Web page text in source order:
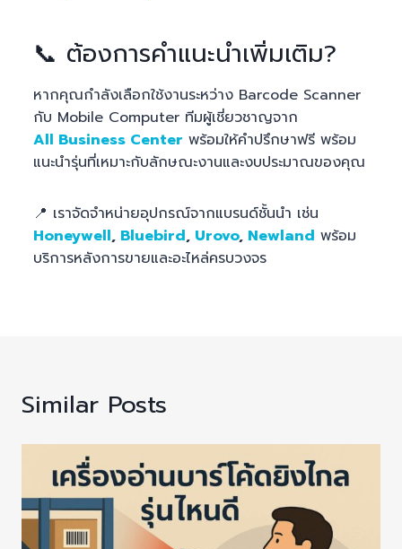
📞 ต้องการคำแนะนำเพิ่มเติม?
หากคุณกำลังเลือกใช้งานระหว่าง Barcode Scanner
กับ Mobile Computer ทีมผู้เชี่ยวชาญจาก
All Business Center พร้อมให้คำปรึกษาฟรี พร้อม
แนะนำรุ่นที่เหมาะกับลักษณะงานและงบประมาณของคุณ
📍 เราจัดจำหน่ายอุปกรณ์จากแบรนด์ชั้นนำ เช่น
Honeywell, Bluebird, Urovo, Newland พร้อม
บริการหลังการขายและอะไหล่ครบวงจร
Similar Posts